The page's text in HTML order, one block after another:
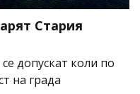
Стария
допускат коли по
на града